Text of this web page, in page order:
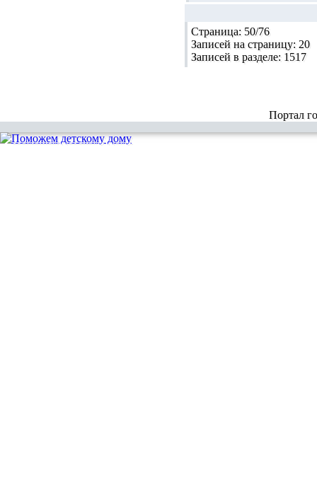
Страница: 50/76
Записей на страницу: 20
Записей в разделе: 1517
Портал